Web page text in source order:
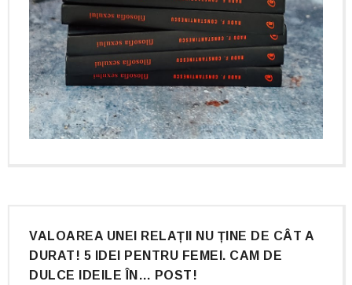
VALOAREA UNEI RELAȚII NU ȚINE DE CÂT A
DURAT! 5 IDEI PENTRU FEMEI. CAM DE
DULCE IDEILE ÎN… POST!